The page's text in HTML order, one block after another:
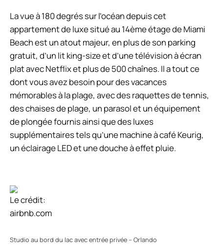
La vue à 180 degrés sur l’océan depuis cet
appartement de luxe situé au 14ème étage de Miami
Beach est un atout majeur, en plus de son parking
gratuit, d’un lit king-size et d’une télévision à écran
plat avec Netflix et plus de 500 chaînes. Il a tout ce
dont vous avez besoin pour des vacances
mémorables à la plage, avec des raquettes de tennis,
des chaises de plage, un parasol et un équipement
de plongée fournis ainsi que des luxes
supplémentaires tels qu’une machine à café Keurig,
un éclairage LED et une douche à effet pluie.
Le crédit:
airbnb.com
Studio au bord du lac avec entrée privée – Orlando